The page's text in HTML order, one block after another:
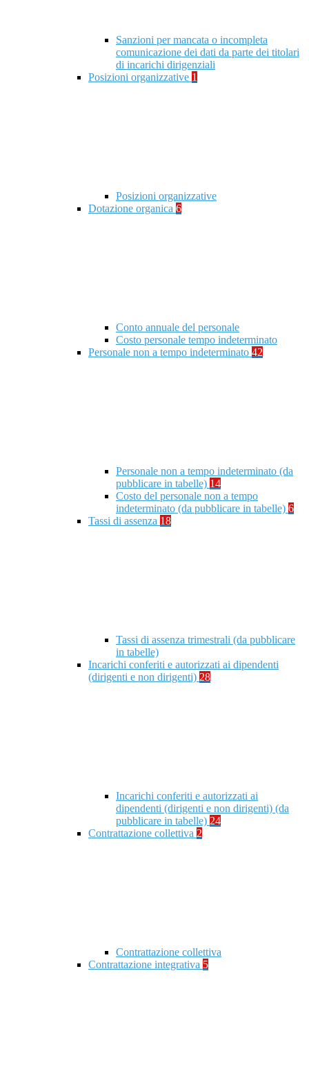
Sanzioni per mancata o incompleta
comunicazione dei dati da parte dei titolari
di incarichi dirigenziali
Posizioni organizzative 1
Posizioni organizzative
Dotazione organica 6
Conto annuale del personale
Costo personale tempo indeterminato
Personale non a tempo indeterminato 42
Personale non a tempo indeterminato (da
pubblicare in tabelle) 14
Costo del personale non a tempo
indeterminato (da pubblicare in tabelle) 6
Tassi di assenza 18
Tassi di assenza trimestrali (da pubblicare
in tabelle)
Incarichi conferiti e autorizzati ai dipendenti
(dirigenti e non dirigenti) 28
Incarichi conferiti e autorizzati ai
dipendenti (dirigenti e non dirigenti) (da
pubblicare in tabelle) 24
Contrattazione collettiva 2
Contrattazione collettiva
Contrattazione integrativa 5